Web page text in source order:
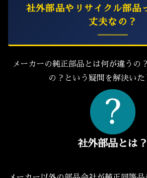
社外部品やリサイクル部品
丈夫なの？
メーカーの純正部品とは何が違うの
の？という疑問を解決いた
社外部品とは？